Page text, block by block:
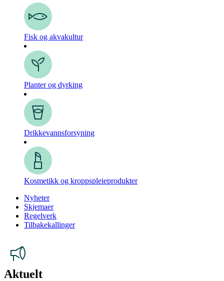
Fisk og akvakultur
Planter og dyrking
Drikkevanns­forsyning
Kosmetikk og kroppspleie­produkter
Nyheter
Skjemaer
Regelverk
Tilbakekallinger
Aktuelt